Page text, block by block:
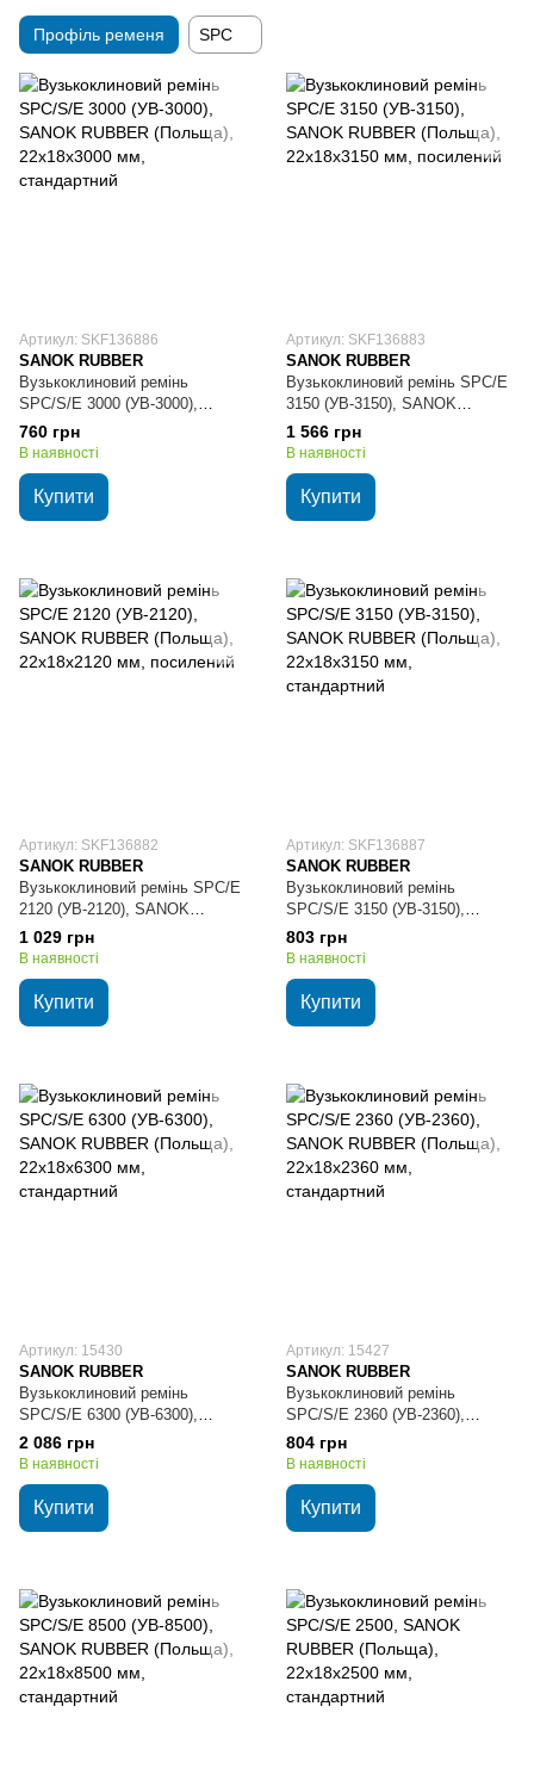
Профіль ременя SPC
Артикул: SKF136886
SANOK RUBBER
Вузькоклиновий ремінь
SPC/S/E 3000 (УВ-3000),
SANOK RUBBER (Польща),
22х18х3000 мм, стандартний
760 грн
В наявності
Купити
Артикул: SKF136883
SANOK RUBBER
Вузькоклиновий ремінь SPC/E
3150 (УВ-3150), SANOK
RUBBER (Польща),
22х18х3150 мм, посилений
1 566 грн
В наявності
Купити
Артикул: SKF136882
SANOK RUBBER
Вузькоклиновий ремінь SPС/E
2120 (УВ-2120), SANOK
RUBBER (Польща),
22х18х2120 мм, посилений
1 029 грн
В наявності
Купити
Артикул: SKF136887
SANOK RUBBER
Вузькоклиновий ремінь
SPC/S/E 3150 (УВ-3150),
SANOK RUBBER (Польща),
22х18х3150 мм, стандартний
803 грн
В наявності
Купити
Артикул: 15430
SANOK RUBBER
Вузькоклиновий ремінь
SPC/S/E 6300 (УВ-6300),
SANOK RUBBER (Польща),
22х18х6300 мм, стандартний
2 086 грн
В наявності
Купити
Артикул: 15427
SANOK RUBBER
Вузькоклиновий ремінь
SPC/S/E 2360 (УВ-2360),
SANOK RUBBER (Польща),
22х18х2360 мм, стандартний
804 грн
В наявності
Купити